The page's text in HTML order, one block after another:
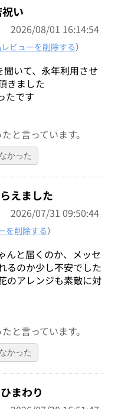
い
2026/08/01 16:14:54
ビューを削除する）
いて、永年利用させ
きました
たです
と言っています。
かった
えました
2026/07/31 09:50:44
を削除する）
んと届くのか、メッセ
るのか少し不安でした
のアレンジも素敵に対
と言っています。
かった
まわり